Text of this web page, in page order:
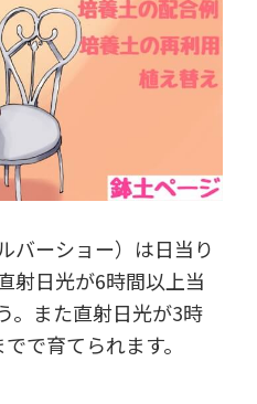
バーショー）は日当り
射日光が6時間以上当
。また直射日光が3時
で育てられます。